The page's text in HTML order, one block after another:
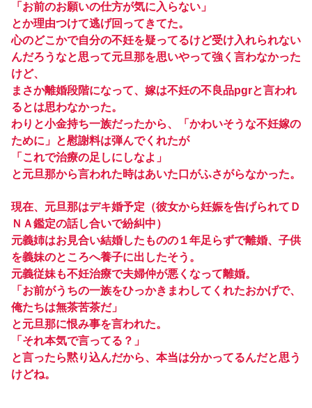
「お前のお願いの仕方が気に入らない」
とか理由つけて逃げ回ってきてた。
心のどこかで自分の不妊を疑ってるけど受け入れられない
んだろうなと思って元旦那を思いやって強く言わなかった
けど、
まさか離婚段階になって、嫁は不妊の不良品pgrと言われ
るとは思わなかった。
わりと小金持ち一族だったから、「かわいそうな不妊嫁の
ために」と慰謝料は弾んでくれたが
「これで治療の足しにしなよ」
と元旦那から言われた時はあいた口がふさがらなかった。
現在、元旦那はデキ婚予定（彼女から妊娠を告げられてＤ
ＮＡ鑑定の話し合いで紛糾中）
元義姉はお見合い結婚したものの１年足らずで離婚、子供
を義妹のところへ養子に出したそう。
元義従妹も不妊治療で夫婦仲が悪くなって離婚。
「お前がうちの一族をひっかきまわしてくれたおかげで、
俺たちは無茶苦茶だ」
と元旦那に恨み事を言われた。
「それ本気で言ってる？」
と言ったら黙り込んだから、本当は分かってるんだと思う
けどね。